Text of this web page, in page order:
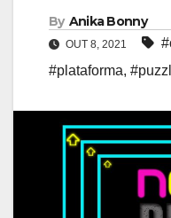
By Anika Bonny
OUT 8, 2021
#plataforma,